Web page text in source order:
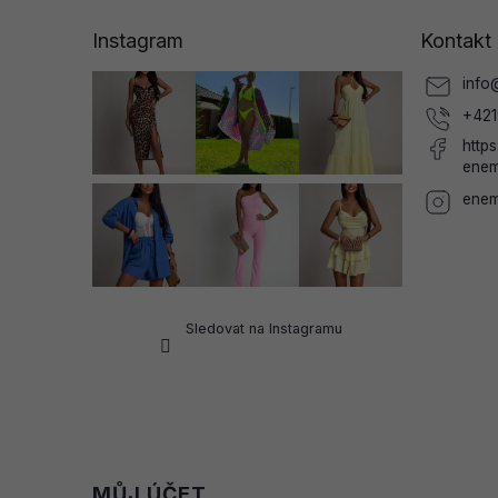
Instagram
Sledovat na Instagramu
Kontakt
info